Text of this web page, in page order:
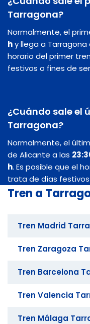
Tarragona?
Normalmente, el
hy llega a Tarragona
horario del primer
festivos o fines de
¿Cuándo sale el
Tarragona?
Normalmente, el
de Alicante a las
h. Es posible que el
trata de días
Tren a
Tren Madrid
Tren Zaragoza
Tren Barcelona
Tren Valencia
Tren Málaga